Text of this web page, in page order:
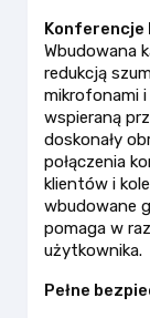
Konferencje
Wbudowana
redukcją
mikrofonami
wspieraną
doskonały
połączenia
klientów i
wbudowane
pomaga w
użytkownika.
Pełne